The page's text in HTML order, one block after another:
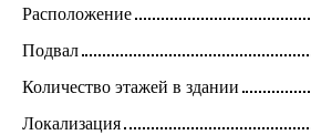
Расположение
Подвал
Количество этажей в здании
Локализация